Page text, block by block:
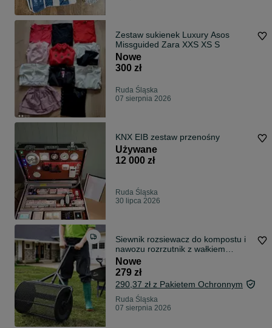
Zestaw sukienek Luxury Asos
Missguided Zara XXS XS S
Nowe
300 zł
Ruda Śląska
07 sierpnia 2026
KNX EIB zestaw przenośny
Używane
12 000 zł
Ruda Śląska
30 lipca 2026
Siewnik rozsiewacz do kompostu i
nawozu rozrzutnik z wałkiem
siatkowym duży wydajny
Nowe
279 zł
290,37 zł z Pakietem Ochronnym
Ruda Śląska
07 sierpnia 2026